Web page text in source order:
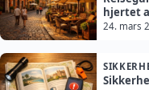
hjertet
24. mars